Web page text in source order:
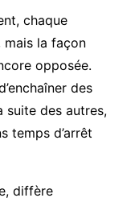
chaque
mais la façon
opposée.
des
suite des autres,
temps d’arrêt
diffère